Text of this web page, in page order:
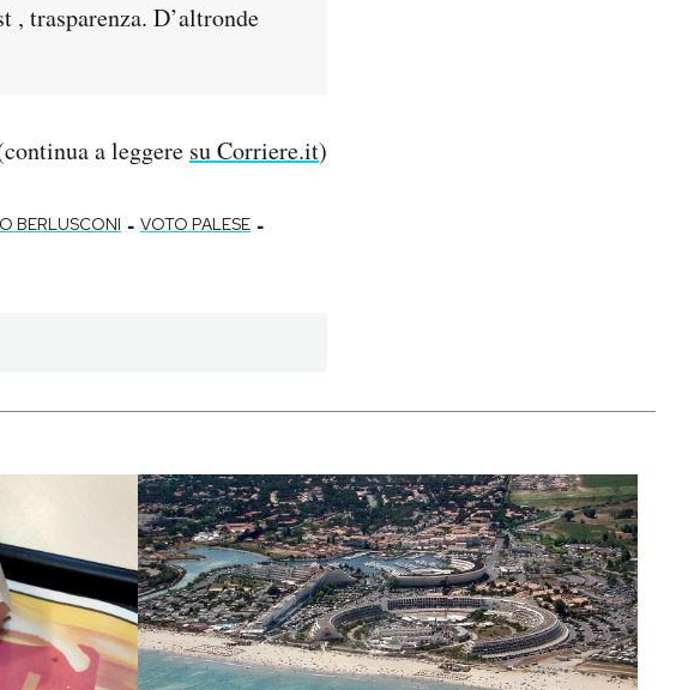
, trasparenza. D’altronde
a leggere su Corriere.it)
BERLUSCONI - VOTO PALESE -